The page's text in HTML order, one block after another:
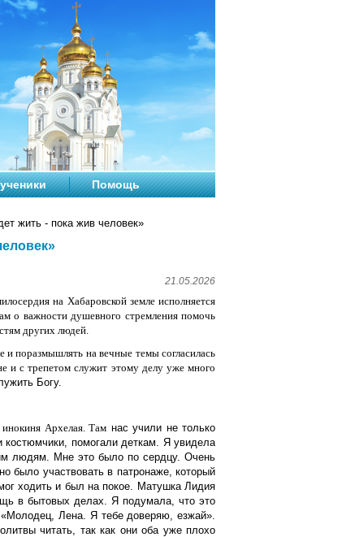
Помощь
жить - пока жив человек»
21.05.2026
на Хабаровской земле исполняется
о важности душевного стремления помочь
других людей.
и поразмышлять на вечные темы согласилась
и с трепетом служит этому делу уже много
Богу.
Архелая. Там нас учили не только
помогали деткам. Я увидела
людям. Мне это было по сердцу. Очень
было участвовать в патронаже, который
ходить и был на покое. Матушка Лидия
в бытовых делах. Я подумала, что это
«Молодец, Лена. Я тебе доверяю, езжай».
читать, так как они оба уже плохо